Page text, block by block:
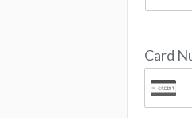
Card